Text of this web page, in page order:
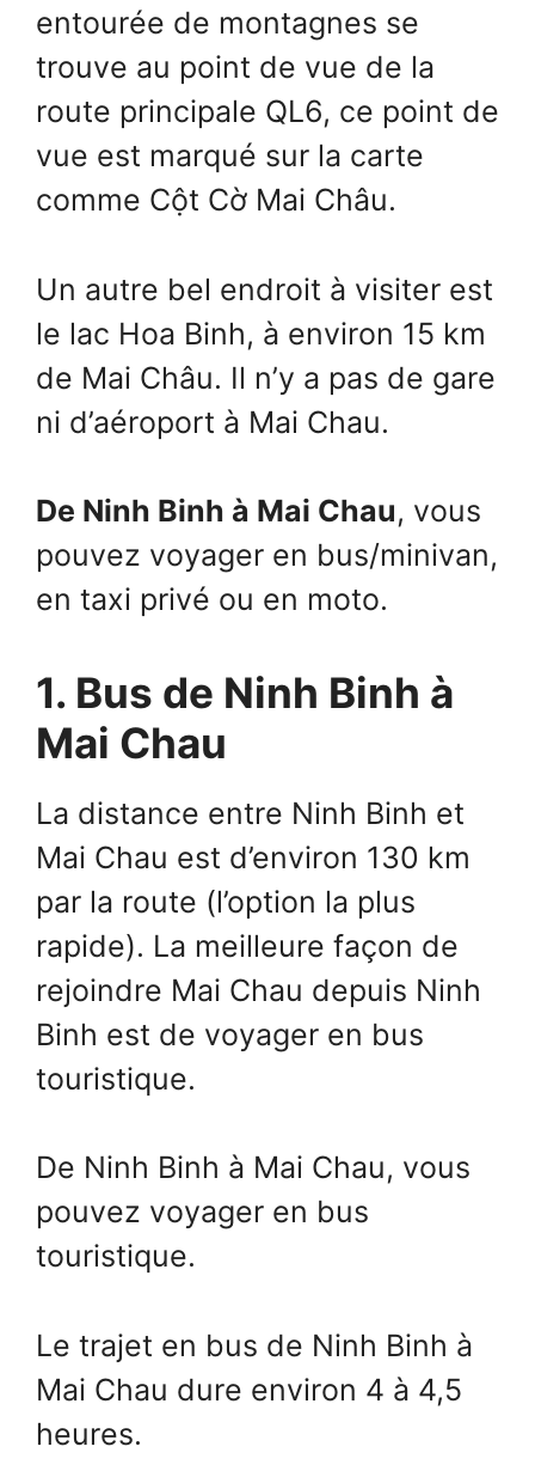
entourée de montagnes se
trouve au point de vue de la
route principale QL6, ce point de
vue est marqué sur la carte
comme Cột Cờ Mai Châu.
Un autre bel endroit à visiter est
le lac Hoa Binh, à environ 15 km
de Mai Châu. Il n’y a pas de gare
ni d’aéroport à Mai Chau.
De Ninh Binh à Mai Chau, vous
pouvez voyager en bus/minivan,
en taxi privé ou en moto.
1. Bus de Ninh Binh à
Mai Chau
La distance entre Ninh Binh et
Mai Chau est d’environ 130 km
par la route (l’option la plus
rapide). La meilleure façon de
rejoindre Mai Chau depuis Ninh
Binh est de voyager en bus
touristique.
De Ninh Binh à Mai Chau, vous
pouvez voyager en bus
touristique.
Le trajet en bus de Ninh Binh à
Mai Chau dure environ 4 à 4,5
heures.